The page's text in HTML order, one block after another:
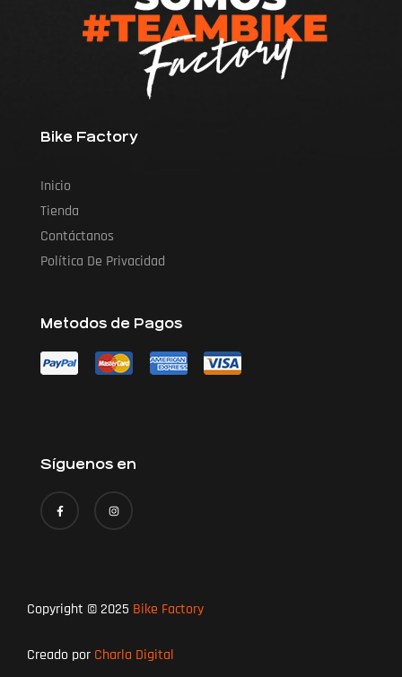
Bike Factory
Inicio
Tienda
Contáctanos
Política De Privacidad
Metodos de Pagos
Síguenos en
Copyright © 2025 Bike Factory
Creado por Charla Digital